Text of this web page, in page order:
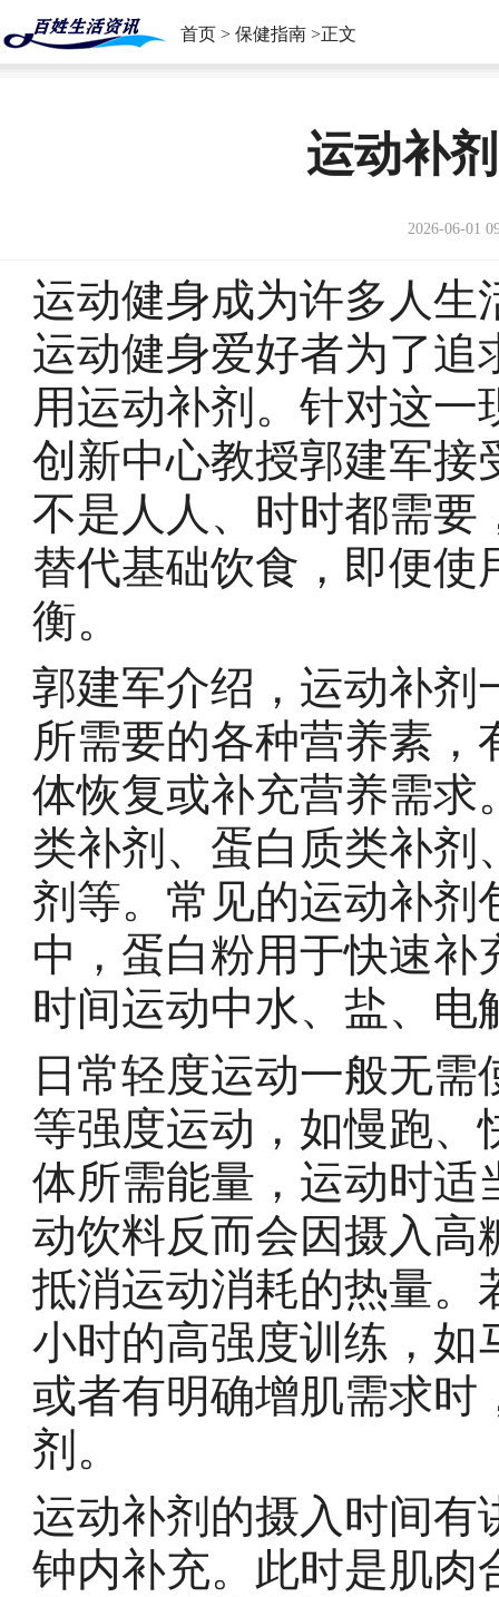
首页 > 保健指南 >正文
运动补
2026-06-01
运动健身成为许多人生
运动健身爱好者为了追
用运动补剂。针对这
创新中心教授郭建军接
不是人人、时时都需要
替代基础饮食，即便
衡。
郭建军介绍，运动补剂
所需要的各种营养素
体恢复或补充营养需求
类补剂、蛋白质类补剂
剂等。常见的运动补剂
中，蛋白粉用于快速
时间运动中水、盐、电
日常轻度运动一般无
等强度运动，如慢跑、
体所需能量，运动时适
动饮料反而会因摄入高
抵消运动消耗的热量。
小时的高强度训练，如
或者有明确增肌需求时
剂。
运动补剂的摄入时间有
钟内补充。此时是肌肉